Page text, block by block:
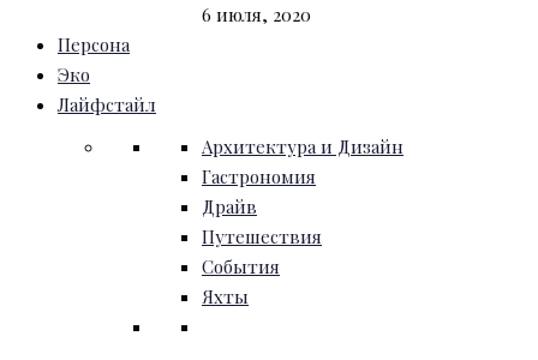
6 июля, 2020
Персона
Эко
Лайфстайл
Архитектура и Дизайн
Гастрономия
Драйв
Путешествия
События
Яхты